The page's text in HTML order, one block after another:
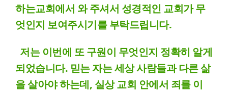
하는교회에서 와 주셔서 성경적인 교회가 무
엇인지 보여주시기를 부탁드립니다.
저는 이번에 또 구원이 무엇인지 정확히 알게
되었습니다. 믿는 자는 세상 사람들과 다른 삶
을 살아야 하는데, 실상 교회 안에서 죄를 이